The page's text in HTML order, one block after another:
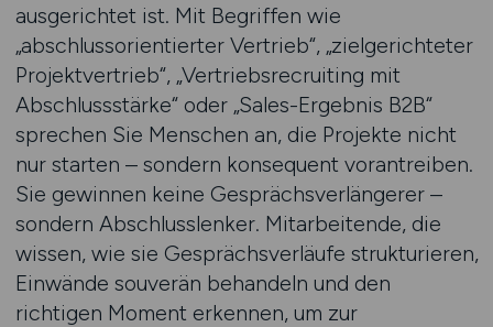
ausgerichtet ist. Mit Begriffen wie
„abschlussorientierter Vertrieb“, „zielgerichteter
Projektvertrieb“, „Vertriebsrecruiting mit
Abschlussstärke“ oder „Sales-Ergebnis B2B“
sprechen Sie Menschen an, die Projekte nicht
nur starten – sondern konsequent vorantreiben.
Sie gewinnen keine Gesprächsverlängerer –
sondern Abschlusslenker. Mitarbeitende, die
wissen, wie sie Gesprächsverläufe strukturieren,
Einwände souverän behandeln und den
richtigen Moment erkennen, um zur